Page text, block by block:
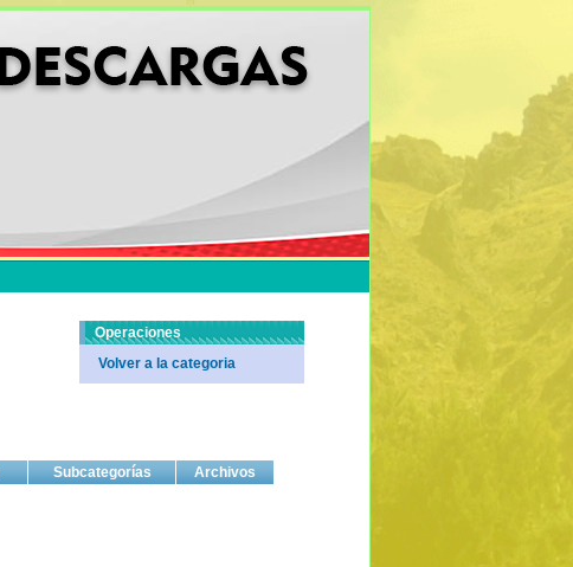
Subcategorías Archivos
Operaciones
Volver a la categoria